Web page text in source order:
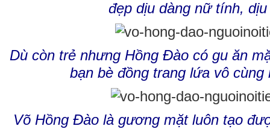
đẹp dịu dàng nữ tính,
Dù còn trẻ nhưng Hồng Đào có gu ăn
bạn bè đồng trang lứa vô
Võ Hồng Đào là gương mặt luôn tạo